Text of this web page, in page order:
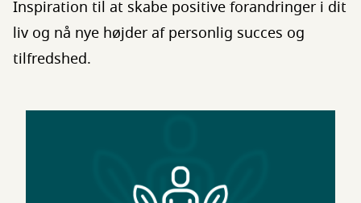
Inspiration til at skabe positive forandringer i dit
liv og nå nye højder af personlig succes og
tilfredshed.